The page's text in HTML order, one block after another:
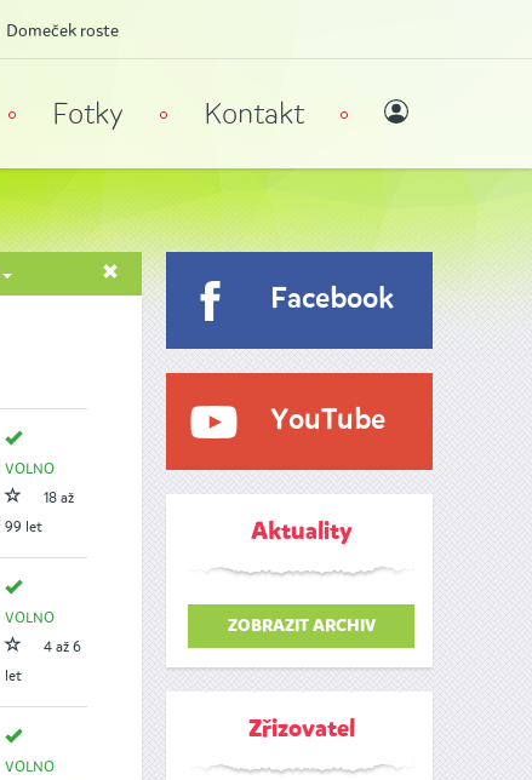
Fotky Kontakt
Domeček roste
VOLNO
18 až
99 let
VOLNO
4 až 6
let
VOLNO
Facebook
YouTube
Aktuality
ZOBRAZIT ARCHIV
Zřizovatel